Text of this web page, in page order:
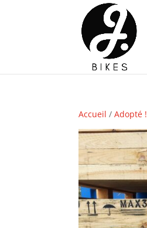
Accueil /Adopté !